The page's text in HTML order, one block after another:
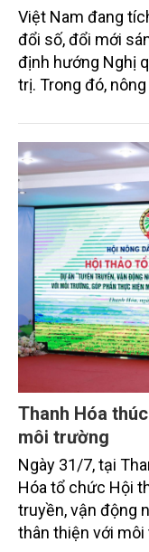
Việt Nam đang
đổi số, đổi mới
định hướng Nghị
trị. Trong đó,
sắc bởi các tiến
toàn cầu, đặc biệt
bằng 0 (Net-Zero)
Thanh Hóa
môi trường
Ngày 31/7, tại
Hóa tổ chức Hội
truyền, vận động
thân thiện với